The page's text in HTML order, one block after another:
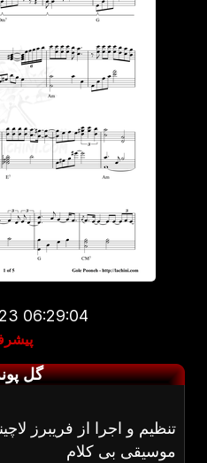
06:29:04
گل
تنظیم و اجرا از فریبرز
موسیقی بی کلام